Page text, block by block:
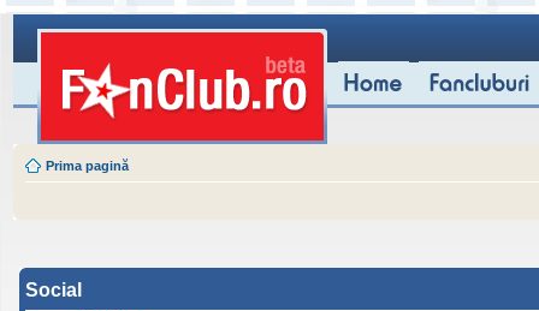
Prima pagină
Social